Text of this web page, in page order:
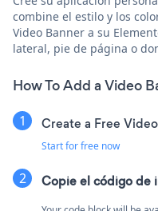
combine el estilo y los
Video Banner a su
lateral, pie de página o
How To Add a Video
Create a Free
Start for free now
Copie el código de